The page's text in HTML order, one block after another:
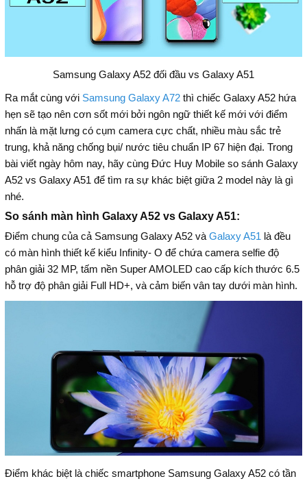
Samsung Galaxy A52 đối đầu vs Galaxy A51
Ra mắt cùng với Samsung Galaxy A72thì chiếc Galaxy A52 hứa
hẹn sẽ tạo nên cơn sốt mới bởi ngôn ngữ thiết kế mới với điểm
nhấn là mặt lưng có cụm camera cực chất, nhiều màu sắc trẻ
trung, khả năng chống bụi/ nước tiêu chuẩn IP 67 hiện đại. Trong
bài viết ngày hôm nay, hãy cùng Đức Huy Mobile so sánh Galaxy
A52 vs Galaxy A51 để tìm ra sự khác biệt giữa 2 model này là gì
nhé.
So sánh màn hình Galaxy A52 vs Galaxy A51:
Điểm chung của cả Samsung Galaxy A52 và Galaxy A51 là đều
có màn hình thiết kế kiểu Infinity- O để chứa camera selfie độ
phân giải 32 MP, tấm nền Super AMOLED cao cấp kích thước 6.5
hỗ trợ độ phân giải Full HD+, và cảm biến vân tay dưới màn hình.
Điểm khác biệt là chiếc smartphone Samsung Galaxy A52 có tần